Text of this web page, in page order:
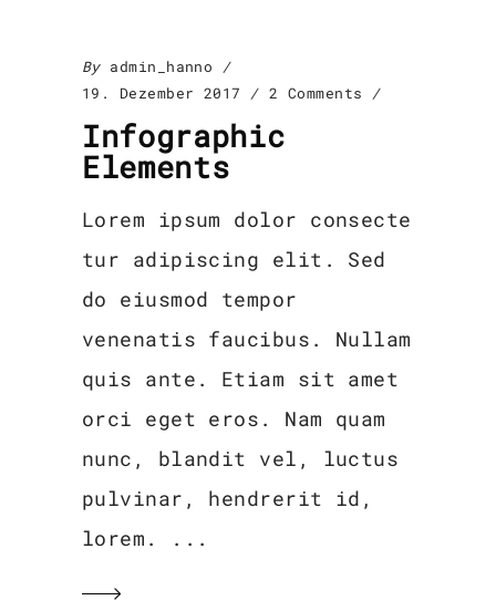
By admin_hanno
19. Dezember 2017
2 Comments
Infographic
Elements
Lorem ipsum dolor consecte
tur adipiscing elit. Sed
do eiusmod tempor
venenatis faucibus. Nullam
quis ante. Etiam sit amet
orci eget eros. Nam quam
nunc, blandit vel, luctus
pulvinar, hendrerit id,
lorem.